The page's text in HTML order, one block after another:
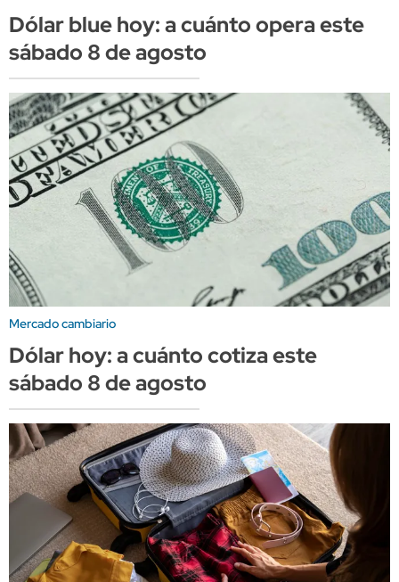
Dólar blue hoy: a cuánto opera este
sábado 8 de agosto
Mercado cambiario
Dólar hoy: a cuánto cotiza este
sábado 8 de agosto